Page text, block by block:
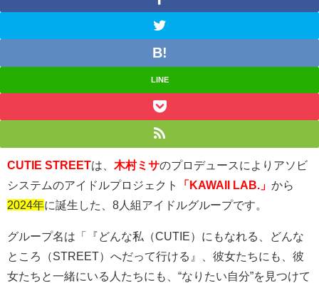
LINE
CUTIE STREETは、 木村ミサのプロデュースによりアソビ
システムのアイドルプロジェクト
「KAWAII LAB.」 から
2024年に誕生した、 8 人組アイドルグループです。
グループ名は「『どんな私（CUTIE）にもなれる、どんな
ところ（STREET）へだって行ける』、彼女たちにも、彼
女たちと一緒にいる人たちにも、 “なりたい自分”を見つけて